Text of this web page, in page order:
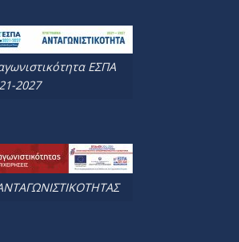
ΕΣΠΑ
2027